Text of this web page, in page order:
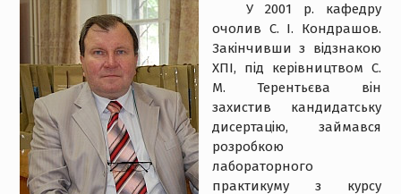
У 2001 р. кафедру
очолив С. І. Кондрашов.
Закінчивши з відзнакою
ХПІ, під керівництвом С.
М. Терентьєва він
захистив кандидатську
дисертацію, займався
розробкою
лабораторного
практикуму з курсу